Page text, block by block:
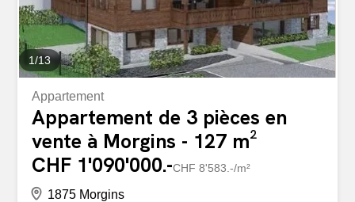
1/13
Appartement
Appartement de 3 pièces en
vente à Morgins - 127 m²
CHF 1'090'000.-CHF 8'583.-/m²
1875 Morgins